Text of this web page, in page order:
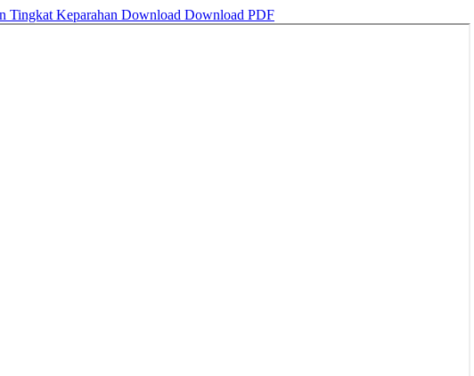
Tingkat Keparahan Download Download PDF